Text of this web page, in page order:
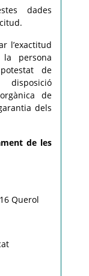
dades
l’exactitud
persona
de
de
dels
de les
Querol